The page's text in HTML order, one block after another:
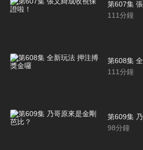
第607集
111分鐘
第608集
111分鐘
第609集
98分鐘